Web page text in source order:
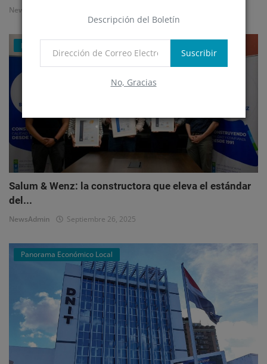
Descripción del Boletín
Suscribir
No, Gracias
NewsAdmin
Mercado Inmobiliario Empresarial
Salum & Wenz: la constructora que eleva el estándar
del...
NewsAdmin Septiembre 26, 2025
Panorama Económico Local